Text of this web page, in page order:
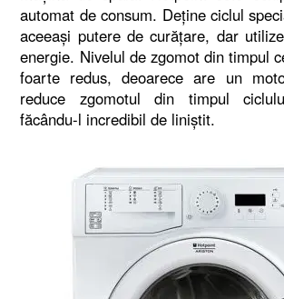
automat de consum. Deţine ciclul
aceeaşi putere de curăţare, dar
energie. Nivelul de zgomot din timpul
foarte redus, deoarece are un
reduce zgomotul din timpul
făcându-l incredibil de liniştit.